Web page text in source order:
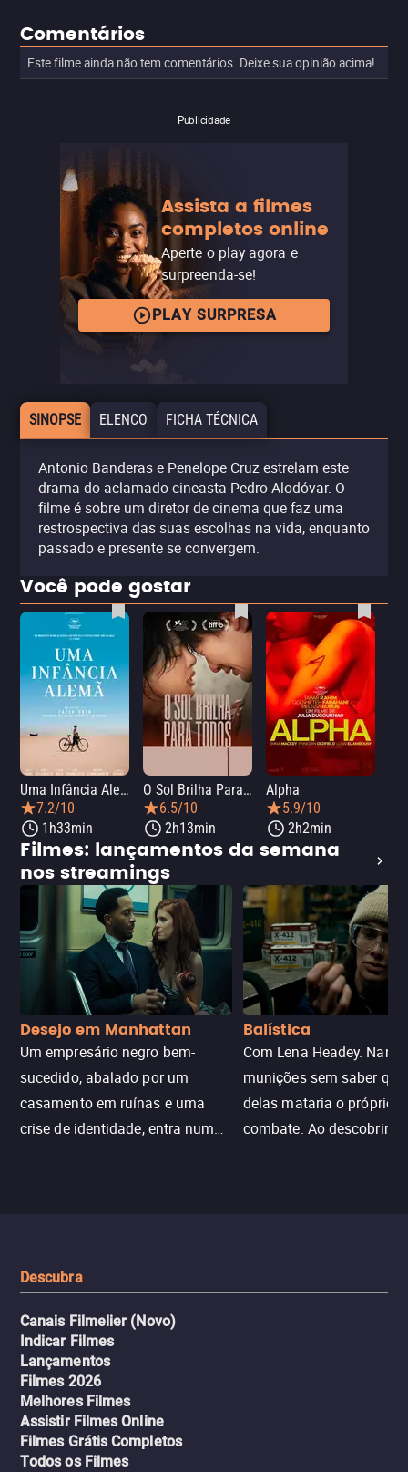
Comentários
Este filme ainda não tem comentários. Deixe sua opinião acima!
Publicidade
Assista a filmes
completos online
Aperte o play agora e
surpreenda-se!
PLAY SURPRESA
SINOPSE ELENCO FICHA TÉCNICA
Antonio Banderas e Penelope Cruz estrelam este
drama do aclamado cineasta Pedro Alodóvar. O
filme é sobre um diretor de cinema que faz uma
restrospectiva das suas escolhas na vida, enquanto
passado e presente se convergem.
Você pode gostar
Uma Infância Alemã
7.2/10
1h33min
O Sol Brilha Para Todos
6.5/10
2h13min
Alpha
5.9/10
2h2min
Filmes: lançamentos da semana
nos streamings
Desejo em Manhattan
Um empresário negro bem-
sucedido, abalado por um
casamento em ruínas e uma
crise de identidade, entra num
Balística
Com Lena Headey.
munições sem saber
delas mataria o próprio
combate. Ao descobrir a
Descubra
Canais Filmelier (Novo)
Indicar Filmes
Lançamentos
Filmes 2026
Melhores Filmes
Assistir Filmes Online
Filmes Grátis Completos
Todos os Filmes